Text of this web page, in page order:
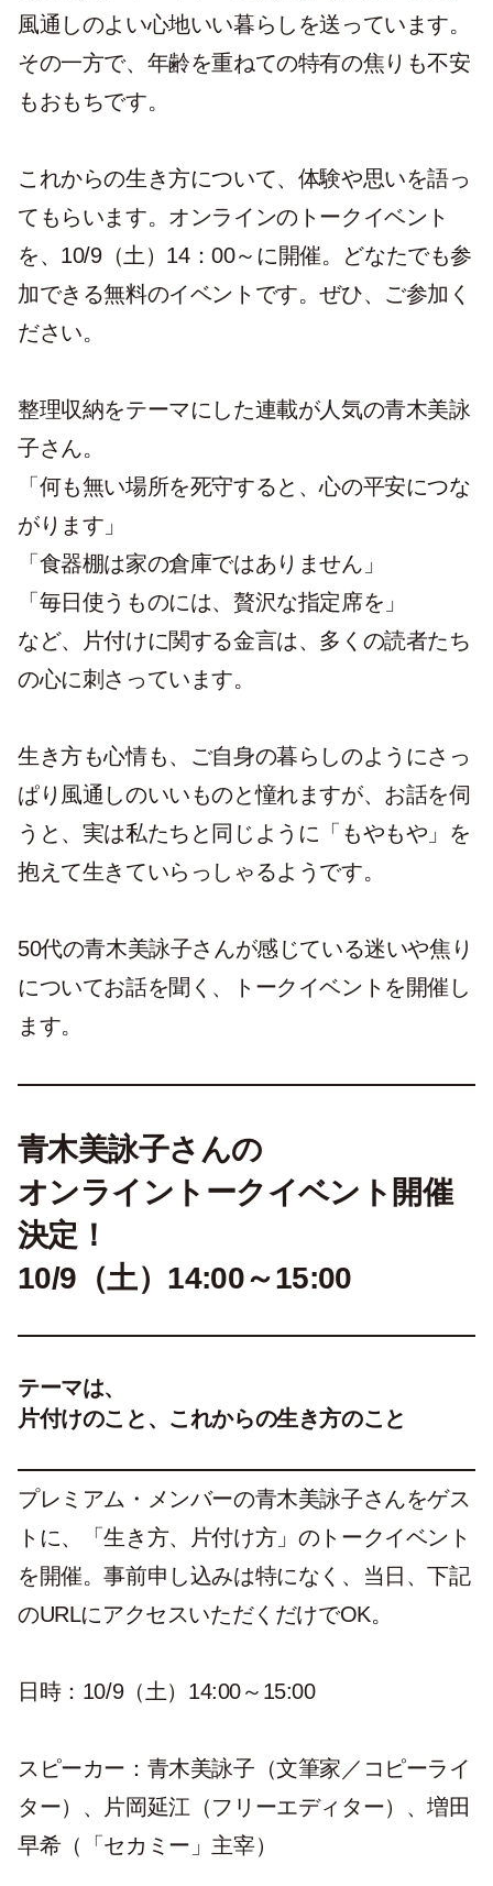
風通しのよい心地いい暮らしを送っています。
その一方で、年齢を重ねての特有の焦りも不安
もおもちです。
これからの生き方について、体験や思いを語っ
てもらいます。オンラインのトークイベント
を、10/9（土）14：00～に開催。どなたでも参
加できる無料のイベントです。ぜひ、ご参加く
ださい。
整理収納をテーマにした連載が人気の青木美詠
子さん。
「何も無い場所を死守すると、心の平安につな
がります」
「食器棚は家の倉庫ではありません」
「毎日使うものには、贅沢な指定席を」
など、片付けに関する金言は、多くの読者たち
の心に刺さっています。
生き方も心情も、ご自身の暮らしのようにさっ
ぱり風通しのいいものと憧れますが、お話を伺
うと、実は私たちと同じように「もやもや」を
抱えて生きていらっしゃるようです。
50代の青木美詠子さんが感じている迷いや焦り
についてお話を聞く、トークイベントを開催し
ます。
青木美詠子さんの
オンライントークイベント開催
決定！
10/9（土）14:00～15:00
テーマは、
片付けのこと、これからの生き方のこと
プレミアム・メンバーの青木美詠子さんをゲス
トに、「生き方、片付け方」のトークイベント
を開催。事前申し込みは特になく、当日、下記
のURLにアクセスいただくだけでOK。
日時： 10/9（土）14:00～15:00
スピーカー： 青木美詠子（文筆家／コピーライ
ター）、片岡延江（フリーエディター）、増田
早希（「セカミー」主宰）